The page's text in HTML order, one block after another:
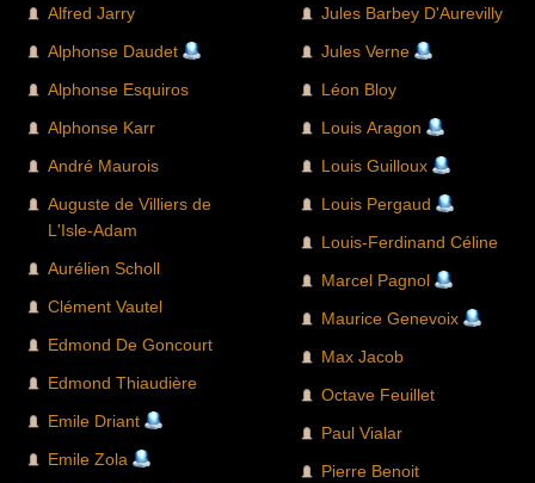
Alfred Jarry
Alphonse Daudet
Alphonse Esquiros
Alphonse Karr
André Maurois
Auguste de Villiers de
L'Isle-Adam
Aurélien Scholl
Clément Vautel
Edmond De Goncourt
Edmond Thiaudière
Emile Driant
Emile Zola
Jules Barbey D'Aurevilly
Jules Verne
Léon Bloy
Louis Aragon
Louis Guilloux
Louis Pergaud
Louis-Ferdinand Céline
Marcel Pagnol
Maurice Genevoix
Max Jacob
Octave Feuillet
Paul Vialar
Pierre Benoit